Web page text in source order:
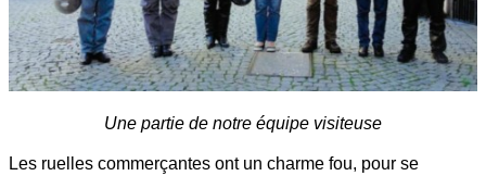
Une partie de notre équipe visiteuse
Les ruelles commerçantes ont un charme fou, pour se